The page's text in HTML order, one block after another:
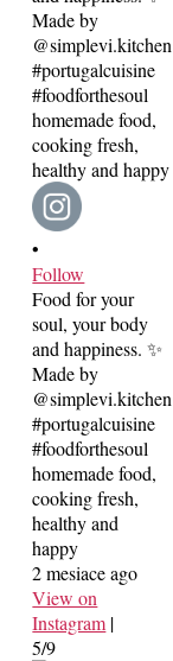
•
Follow
Food for your
soul, your body
and happiness. ✨
Made by
@simplevi.kitchen
#portugalcuisine
#foodforthesoul
homemade food,
cooking fresh,
healthy and
happy
2 mesiace ago
View on
Instagram |
5/9